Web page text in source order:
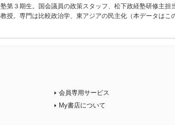
第３期生。国会議員の政策スタッフ、松下政経塾研修主
授。専門は比較政治学、東アジアの民主化（本データは
会員専用サービス
My書店について